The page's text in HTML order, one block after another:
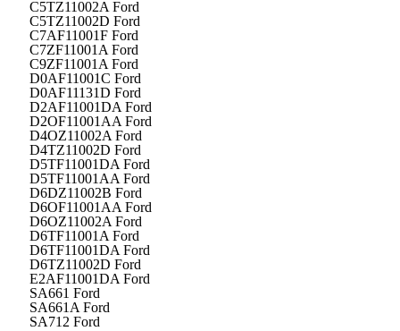
C5TZ11002A Ford
C5TZ11002D Ford
C7AF11001F Ford
C7ZF11001A Ford
C9ZF11001A Ford
D0AF11001C Ford
D0AF11131D Ford
D2AF11001DA Ford
D2OF11001AA Ford
D4OZ11002A Ford
D4TZ11002D Ford
D5TF11001DA Ford
D5TF11001AA Ford
D6DZ11002B Ford
D6OF11001AA Ford
D6OZ11002A Ford
D6TF11001A Ford
D6TF11001DA Ford
D6TZ11002D Ford
E2AF11001DA Ford
SA661 Ford
SA661A Ford
SA712 Ford